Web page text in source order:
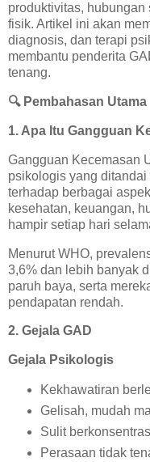
produktivitas,
fisik. Artikel ini akan
diagnosis, dan terapi
membantu penderita
tenang.
🔍Pembahasan Utama
1. Apa Itu Gangguan
Gangguan Kecemasan
psikologis yang
terhadap berbagai
kesehatan, keuangan,
hampir setiap hari
Menurut WHO,
3,6% dan lebih banyak
paruh baya, serta
pendapatan rendah.
2. Gejala GAD
Gejala Psikologis
Kekhawatiran
Gelisah, mudah
Sulit
Perasaan tidak